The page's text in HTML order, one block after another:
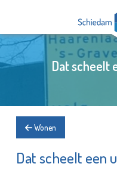
Dat scheelt
Wonen
Dat scheelt een